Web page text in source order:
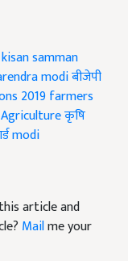
samman
modiबीजेपी
2019farmers
Agricultureकृषि
modi
article and
Mailme your